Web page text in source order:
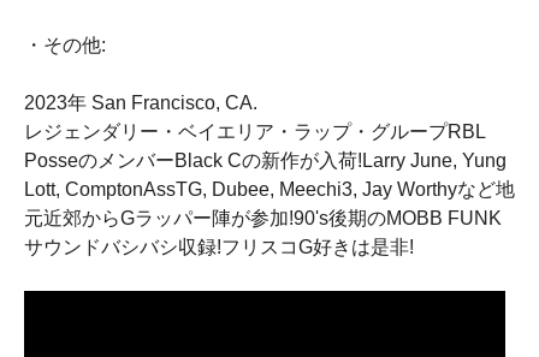
・その他:
2023年 San Francisco, CA.
レジェンダリー・ベイエリア・ラップ・グループRBL
PosseのメンバーBlack Cの新作が入荷!Larry June, Yung
Lott, ComptonAssTG, Dubee, Meechi3, Jay Worthyなど地
元近郊からGラッパー陣が参加!90's後期のMOBB FUNK
サウンドバシバシ収録!フリスコG好きは是非!